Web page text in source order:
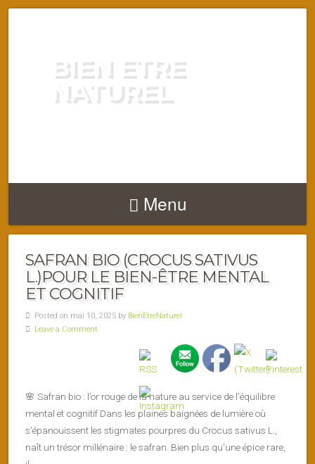
BIEN ETRE
NATUREL
Menu
SAFRAN BIO (CROCUS SATIVUS
L.)POUR LE BIEN-ÊTRE MENTAL
ET COGNITIF
Posted on mai 10, 2025 by BienEtreNaturel
Leave a Comment
🌸 Safran bio : l’or rouge de la nature au service de l’équilibre
mental et cognitif Dans les plaines baignées de lumière où
s’épanouissent les stigmates pourpres du Crocus sativus L.,
naît un trésor millénaire : le safran. Bien plus qu’une épice rare,